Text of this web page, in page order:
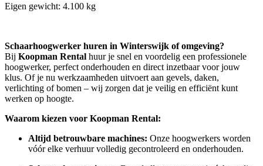
Eigen gewicht: 4.100 kg
Schaarhoogwerker huren in Winterswijk of omgeving?
Bij Koopman Rental huur je snel en voordelig een professionele
hoogwerker, perfect onderhouden en direct inzetbaar voor jouw
klus. Of je nu werkzaamheden uitvoert aan gevels, daken,
verlichting of bomen – wij zorgen dat je veilig en efficiënt kunt
werken op hoogte.
Waarom kiezen voor Koopman Rental:
Altijd betrouwbare machines: Onze hoogwerkers worden
vóór elke verhuur volledig gecontroleerd en onderhouden.